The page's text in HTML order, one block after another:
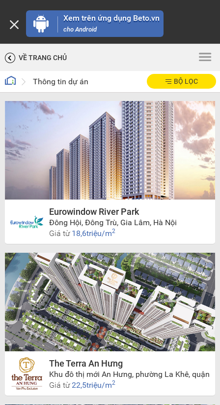
Xem trên ứng dụng Beto.vn
cho Android
VỀ TRANG CHỦ
Thông tin dự án BỘ LỌC
Eurowindow River Park
Đông Hội, Đông Trù, Gia Lâm, Hà Nội
Giá từ 18,6triệu/m2
The Terra An Hưng
Khu đô thị mới An Hưng, phường La Khê, quận
Hà Đông, Hà Nội.
Giá từ 22,5triệu/m2